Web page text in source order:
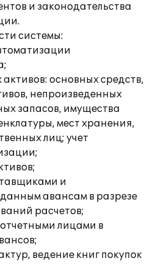
и законодательства
системы:
основных средств,
непроизведенных
запасов, имущества
мест хранения,
лиц; учет
и
авансам в разрезе
расчетов;
лицами в
ведение книг покупок